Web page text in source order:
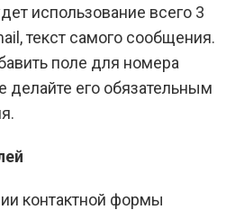
использование всего 3
текст самого сообщения.
поле для номера
делайте его обязательным
контактной формы